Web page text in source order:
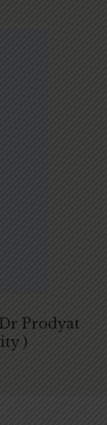
( Dr Prodyat
)